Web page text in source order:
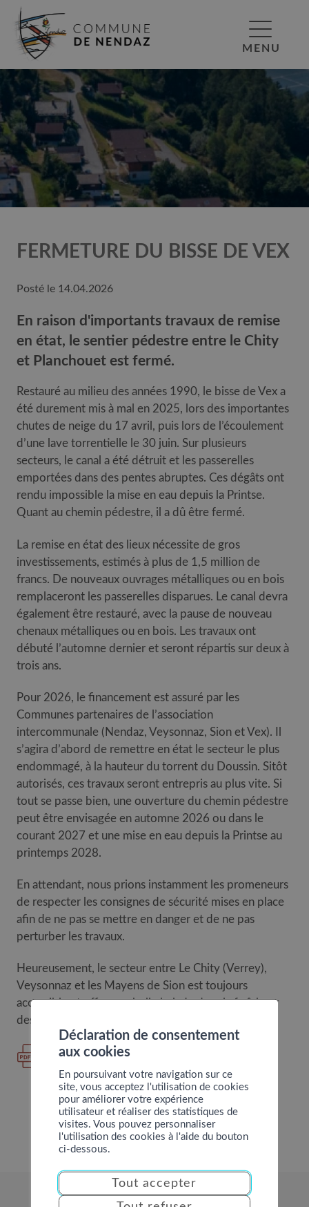
MENU
FERMETURE DU BISSE DE VEX
Posté le 14.04.2026
En raison d'importants travaux de remise
en état, le sentier pédestre entre le Chity
et Planchouet est fermé.
Restauré au milieu des années 1990, le bisse de Vex a
été durement mis à mal en 2025, lors des importantes
chutes de neige du 17 avril, puis lors de l’écoulement
d’une lave torrentielle le 30 juin. Sur plusieurs
secteurs, le canal a été détruit et les passerelles
emportées dans des pentes abruptes. Ces dégâts ont
rendu impossible la mise en eau depuis la Printse.
Quant au chemin pédestre, il a dû être fermé.
La remise en état des lieux nécessite de gros
investissements, estimés à plus de 1,5 million de
francs. De nouveaux ouvrages métalliques ou en bois
remplaceront les passerelles disparues. Le canal devra
également être restauré, avec la pause de nouveau
chenaux métalliques ou en bois. Les travaux ont
débuté l’automne dernier et seront répartis sur deux à
trois ans.
Pour 2026, le financement est assuré par les
Communes partenaires de l’association
intercommunale (Nendaz, Veysonnaz, Sion et Vex). Il
s’agira d’abord de remettre en état le secteur le plus
endommagé, à la hauteur du torrent du Doussin. Sitôt
autorisés, ces travaux seront entrepris au plus vite. Si
tout se passe bien, une ouverture du chemin pédestre
peut être envisagée en automne 2026 ou dans le
courant 2027 et une mise en eau depuis la Printse au
printemps 2028.
En attendant, nous prions instamment les promeneurs
de respecter les consignes de sécurité mises en place
afin de ne pas se mettre en danger et de ne pas
perturber les travaux.
Heureusement, le secteur entre Le Chity (Verrey),
Veysonnaz et les Mayens de Sion est toujours
accessible et offre une belle balade dans la fraîcheur
des magnifiques forêts du Cône de Thyon.
Communiqué de presse
Déclaration de consentement
aux cookies
En poursuivant votre navigation sur ce
site, vous acceptez l'utilisation de cookies
pour améliorer votre expérience
utilisateur et réaliser des statistiques de
visites. Vous pouvez personnaliser
l'utilisation des cookies à l'aide du bouton
ci-dessous.
Tout accepter